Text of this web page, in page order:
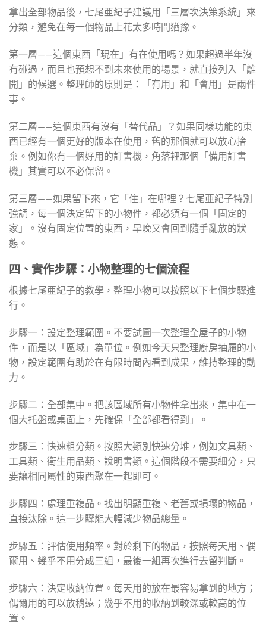
拿出全部物品後，七尾亜紀子建議用「三層次決策系統」來
分類，避免在每一個物品上花太多時間猶豫。
第一層——這個東西「現在」有在使用嗎？如果超過半年沒
有碰過，而且也預想不到未來使用的場景，就直接列入「離
開」的候選。整理師的原則是：「有用」和「會用」是兩件
事。
第二層——這個東西有沒有「替代品」？如果同樣功能的東
西已經有一個更好的版本在使用，舊的那個就可以放心捨
棄。例如你有一個好用的訂書機，角落裡那個「備用訂書
機」其實可以不必保留。
第三層——如果留下來，它「住」在哪裡？七尾亜紀子特別
強調，每一個決定留下的小物件，都必須有一個「固定的
家」。沒有固定位置的東西，早晚又會回到隨手亂放的狀
態。
四、實作步驟：小物整理的七個流程
根據七尾亜紀子的教學，整理小物可以按照以下七個步驟進
行。
步驟一：設定整理範圍。不要試圖一次整理全屋子的小物
件，而是以「區域」為單位。例如今天只整理廚房抽屜的小
物，設定範圍有助於在有限時間內看到成果，維持整理的動
力。
步驟二：全部集中。把該區域所有小物件拿出來，集中在一
個大托盤或桌面上，先確保「全部都看得到」。
步驟三：快速粗分類。按照大類別快速分堆，例如文具類、
工具類、衛生用品類、說明書類。這個階段不需要細分，只
要讓相同屬性的東西聚在一起即可。
步驟四：處理重複品。找出明顯重複、老舊或損壞的物品，
直接汰除。這一步驟能大幅減少物品總量。
步驟五：評估使用頻率。對於剩下的物品，按照每天用、偶
爾用、幾乎不用分成三組，最後一組再次進行去留判斷。
步驟六：決定收納位置。每天用的放在最容易拿到的地方；
偶爾用的可以放稍遠；幾乎不用的收納到較深或較高的位
置。